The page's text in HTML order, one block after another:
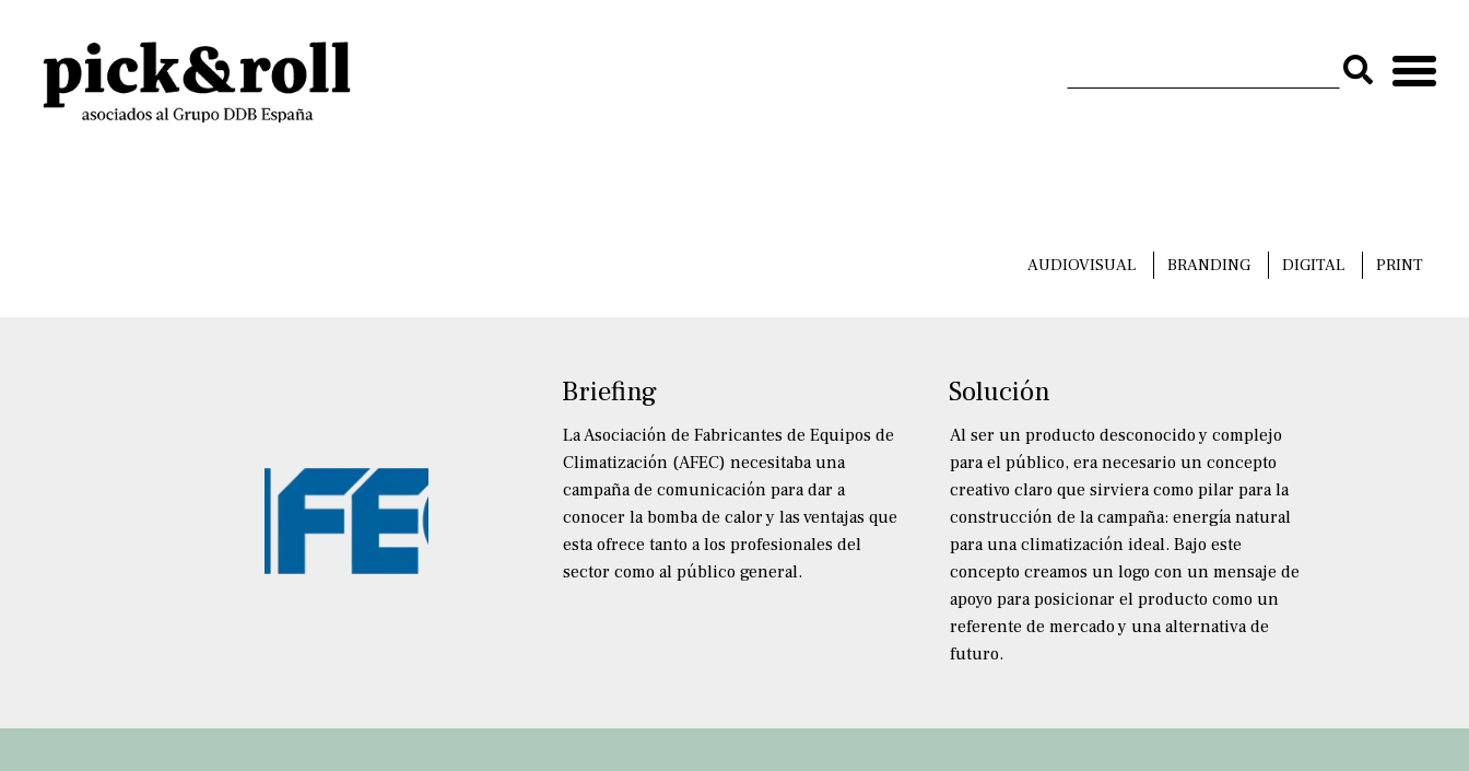
AUDIOVISUAL BRANDING DIGITAL PRINT
Briefing
La Asociación de Fabricantes de Equipos de
Climatización (AFEC) necesitaba una
campaña de comunicación para dar a
conocer la bomba de calor y las ventajas que
esta ofrece tanto a los profesionales del
sector como al público general.
Solución
Al ser un producto desconocido y complejo
para el público, era necesario un concepto
creativo claro que sirviera como pilar para la
construcción de la campaña: energía natural
para una climatización ideal. Bajo este
concepto creamos un logo con un mensaje de
apoyo para posicionar el producto como un
referente de mercado y una alternativa de
futuro.